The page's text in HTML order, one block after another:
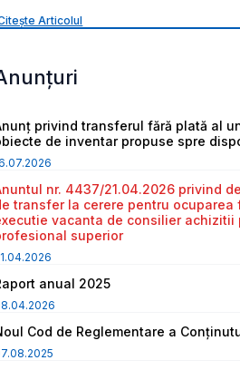
Articolul
privind transferul fără plată al
de inventar propuse spre
nr. 4437/21.04.2026 privind
transfer la cerere pentru
vacanta de consilier achizitii
superior
anual 2025
Cod de Reglementare a